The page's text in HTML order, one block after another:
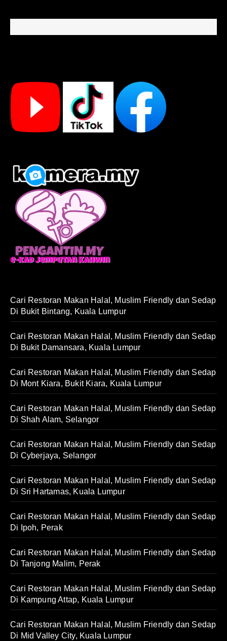
Cari Restoran Makan Halal, Muslim Friendly dan Sedap
Di Bukit Bintang, Kuala Lumpur
Cari Restoran Makan Halal, Muslim Friendly dan Sedap
Di Bukit Damansara, Kuala Lumpur
Cari Restoran Makan Halal, Muslim Friendly dan Sedap
Di Mont Kiara, Bukit Kiara, Kuala Lumpur
Cari Restoran Makan Halal, Muslim Friendly dan Sedap
Di Shah Alam, Selangor
Cari Restoran Makan Halal, Muslim Friendly dan Sedap
Di Cyberjaya, Selangor
Cari Restoran Makan Halal, Muslim Friendly dan Sedap
Di Sri Hartamas, Kuala Lumpur
Cari Restoran Makan Halal, Muslim Friendly dan Sedap
Di Ipoh, Perak
Cari Restoran Makan Halal, Muslim Friendly dan Sedap
Di Tanjong Malim, Perak
Cari Restoran Makan Halal, Muslim Friendly dan Sedap
Di Kampung Attap, Kuala Lumpur
Cari Restoran Makan Halal, Muslim Friendly dan Sedap
Di Mid Valley City, Kuala Lumpur